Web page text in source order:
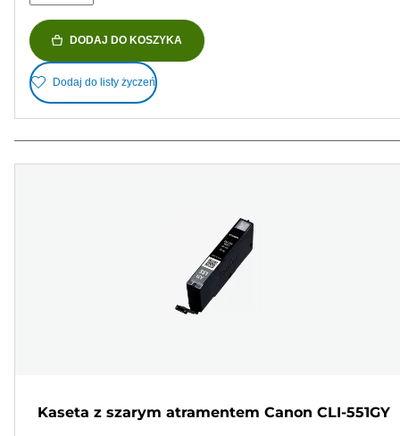
DODAJ DO KOSZYKA
Dodaj do listy życzeń
Kaseta z szarym atramentem Canon CLI-551GY